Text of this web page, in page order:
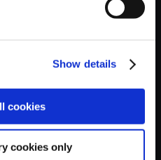
Show details
cookies
cookies only
CRISIS